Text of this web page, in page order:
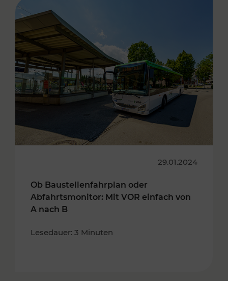
29.01.2024
Ob Baustellenfahrplan oder
Abfahrtsmonitor: Mit VOR einfach von
A nach B
Lesedauer: 3 Minuten